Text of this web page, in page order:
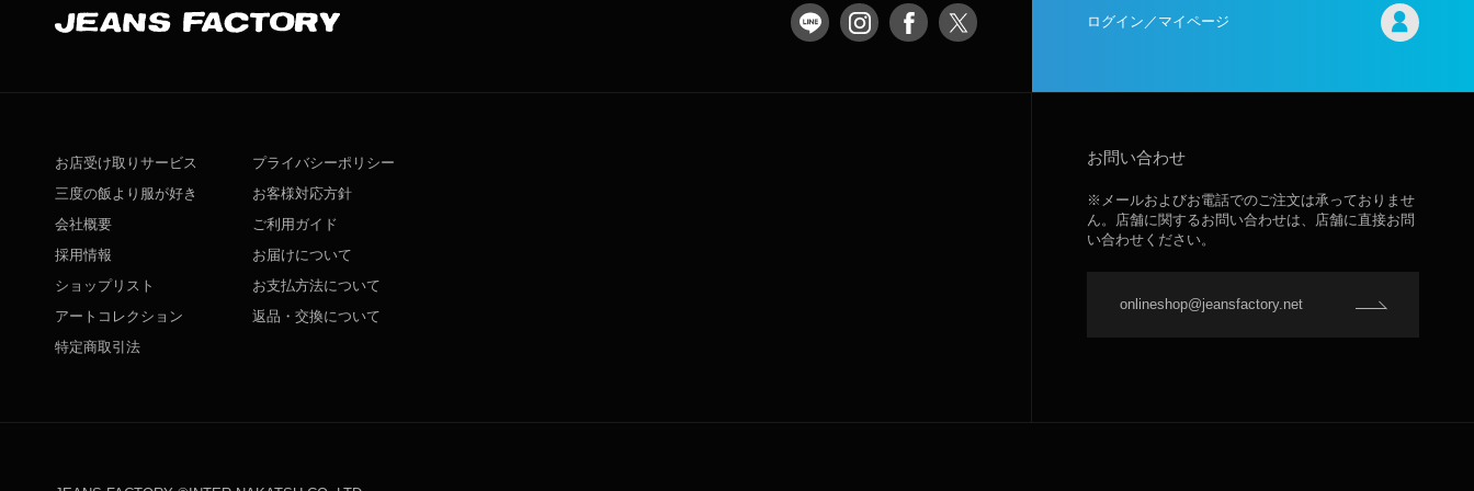
ログイン／マイページ
お店受け取りサービス
三度の飯より服が好き
会社概要
採用情報
ショップリスト
アートコレクション
特定商取引法
プライバシーポリシー
お客様対応方針
ご利用ガイド
お届けについて
お支払方法について
返品・交換について
お問い合わせ
※メールおよびお電話でのご注文は承っておりませ
ん。店舗に関するお問い合わせは、店舗に直接お問
い合わせください。
onlineshop@jeansfactory.net